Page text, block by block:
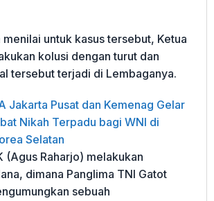
untuk kasus tersebut, Ketua
kolusi dengan turut dan
tersebut terjadi di Lembaganya.
Jakarta Pusat dan Kemenag Gelar
Nikah Terpadu bagi WNI di
Selatan
(Agus Raharjo) melakukan
dimana Panglima TNI Gatot
sebuah